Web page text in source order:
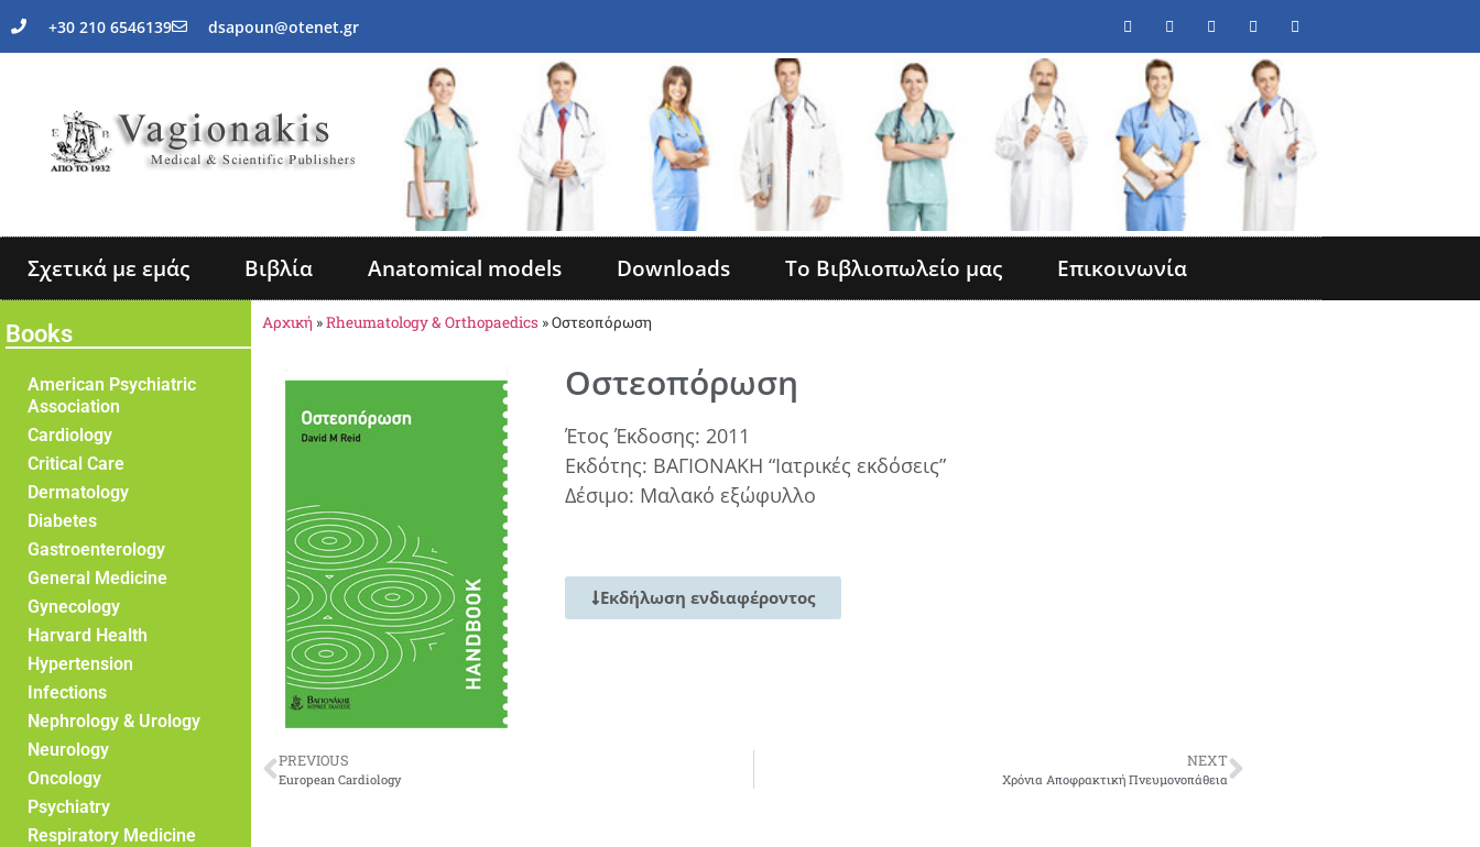
+30 210 6546139 dsapoun@otenet.gr
Σχετικά με εμάς Βιβλία Anatomical models Downloads Το Βιβλιοπωλείο μας Επικοινωνία
Books
American Psychiatric
Association
Cardiology
Critical Care
Dermatology
Diabetes
Gastroenterology
General Medicine
Gynecology
Harvard Health
Hypertension
Infections
Nephrology & Urology
Neurology
Oncology
Psychiatry
Respiratory Medicine
Αρχική »Rheumatology & Orthopaedics »Οστεοπόρωση
Οστεοπόρωση
Έτος Έκδοσης: 2011
Εκδότης: ΒΑΓΙΟΝΑΚΗ “Ιατρικές εκδόσεις”
Δέσιμο: Μαλακό εξώφυλλο
Εκδήλωση ενδιαφέροντος
PREVIOUS
European Cardiology
NEXT
Χρόνια Αποφρακτική Πνευμονοπάθεια